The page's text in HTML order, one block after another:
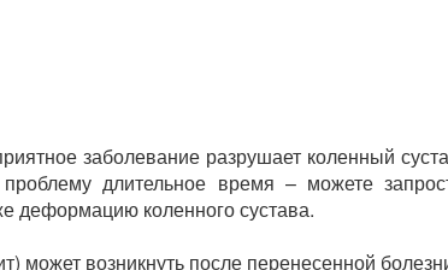
заболевание разрушает коленный
длительное время – можете
деформацию коленного сустава.
может возникнуть после перенесенной